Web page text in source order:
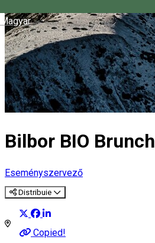
Magyar
Bilbor BIO Brunch
Eseményszervező
Distribuie
Copied!